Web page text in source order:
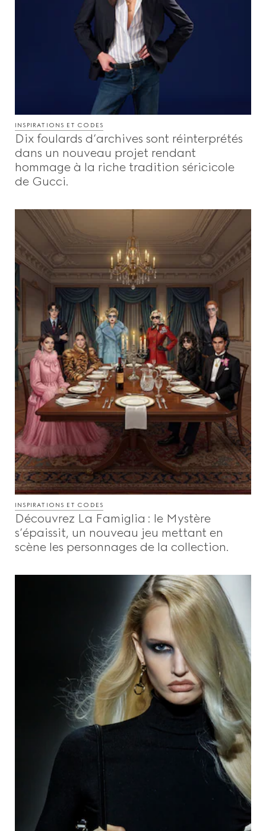
INSPIRATIONS ET CODES
Dix foulards d’archives sont réinterprétés
dans un nouveau projet rendant
hommage à la riche tradition séricicole
de Gucci.
INSPIRATIONS ET CODES
Découvrez La Famiglia : le Mystère
s’épaissit, un nouveau jeu mettant en
scène les personnages de la collection.